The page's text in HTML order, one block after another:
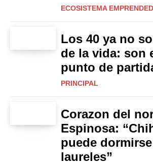
ECOSISTEMA
Los 40 ya no
de la vida: son
punto de
PRINCIPAL
Corazon del
Espinosa:
puede
laureles”